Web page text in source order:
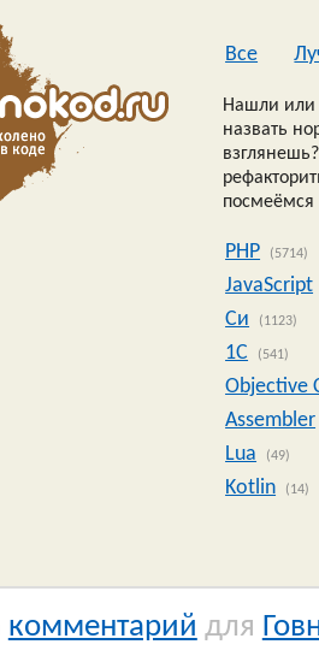
Все
Нашли или
назвать
посмеёмся
PHP (5714)
JavaScript
Си
(1123)
1C (541)
Objective
Assembler
Lua
(49)
Kotlin (14)
комментарий для